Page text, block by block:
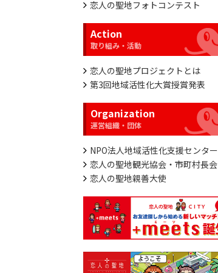
恋人の聖地フォトコンテスト
Action
恋人の聖地プロジェクトとは
第3回地域活性化大賞授賞発表
Organization
NPO法人地域活性化支援センター
恋人の聖地観光協会・市町村長会
恋人の聖地親善大使